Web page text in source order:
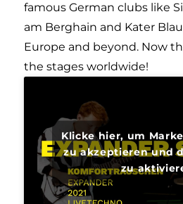
famous German clubs like
am Berghain and Kater
Europe and beyond. Now
the stages worldwide!
Klicke hier, um
zu akzeptieren und
zu